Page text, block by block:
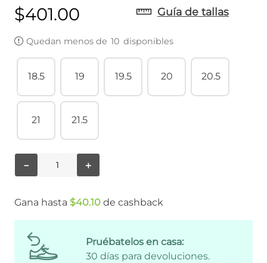
$401.00 Guía de tallas
Quedan menos de 10 disponibles
18.5 19 19.5 20 20.5
21 21.5
＋
－
Gana hasta $40.10 de cashback
Pruébatelos en casa:
30 días para devoluciones.